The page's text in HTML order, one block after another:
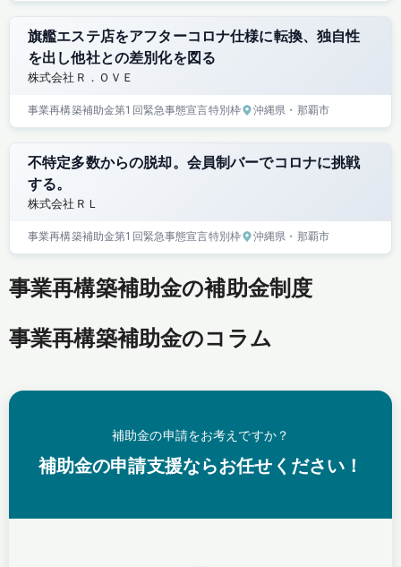
旗艦エステ店をアフターコロナ仕様に転換、独自性
を出し他社との差別化を図る
株式会社Ｒ．ＯＶＥ
事業再構築補助金第1回緊急事態宣言特別枠 沖縄県 ・那覇市
不特定多数からの脱却。会員制バーでコロナに挑戦
する。
株式会社ＲＬ
事業再構築補助金第1回緊急事態宣言特別枠 沖縄県 ・那覇市
事業再構築補助金の補助金制度
事業再構築補助金のコラム
補助金の申請をお考えですか？
補助金の申請支援ならお任せください！